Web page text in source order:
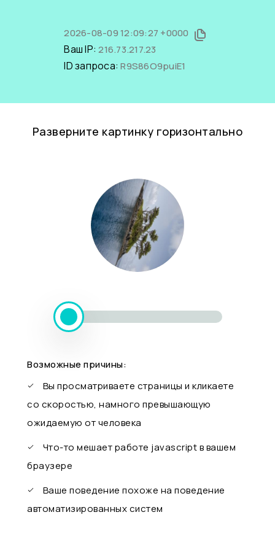
2026-08-09 12:09:27 +0000
Ваш IP:216.73.217.23
ID запроса:R9S86O9puiE1
Разверните картинку горизонтально
Возможные причины:
Вы просматриваете страницы и кликаете
со скоростью, намного превышающую
ожидаемую от человека
Что-то мешает работе javascript в вашем
браузере
Ваше поведение похоже на поведение
автоматизированных систем